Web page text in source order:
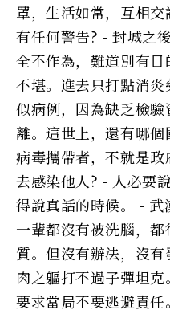
罩，生活如常，互相
有任何警告? - 封城之
全不作為，難道別有
不堪。進去只打點消
似病例，因為缺乏檢
離。這世上，還有哪
病毒攜帶者，不就是
去感染他人? - 人必要
得說真話的時候。 -
一輩都沒有被洗腦，
質。但沒有辦法，沒
肉之軀打不過子彈坦克
要求當局不要逃避責任